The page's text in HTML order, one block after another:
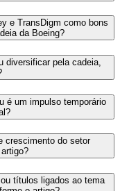
e TransDigm como bons
da Boeing?
diversificar pela cadeia,
é um impulso temporário
crescimento do setor
títulos ligados ao tema